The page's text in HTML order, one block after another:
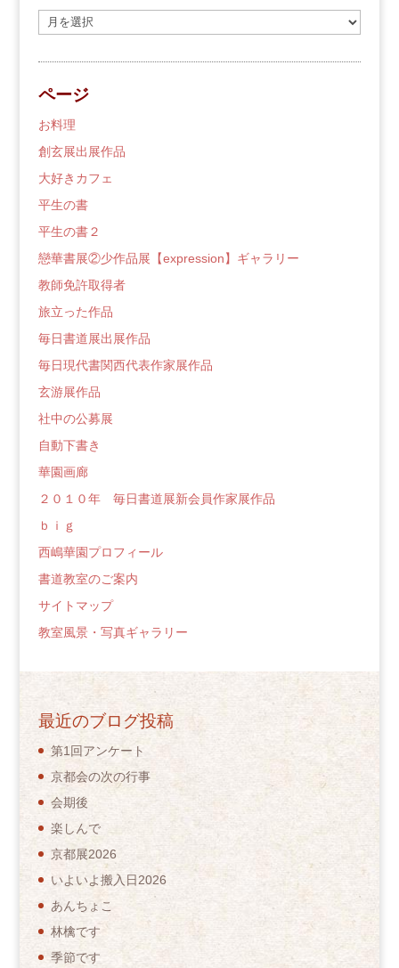
去
の
ロ
グ
ページ
お料理
創玄展出展作品
大好きカフェ
平生の書
平生の書２
戀華書展②少作品展【expression】ギャラリー
教師免許取得者
旅立った作品
毎日書道展出展作品
毎日現代書関西代表作家展作品
玄游展作品
社中の公募展
自動下書き
華園画廊
２０１０年 毎日書道展新会員作家展作品
ｂｉｇ
西嶋華園プロフィール
書道教室のご案内
サイトマップ
教室風景・写真ギャラリー
最近のブログ投稿
第1回アンケート
京都会の次の行事
会期後
楽しんで
京都展2026
いよいよ搬入日2026
あんちょこ
林檎です
季節です